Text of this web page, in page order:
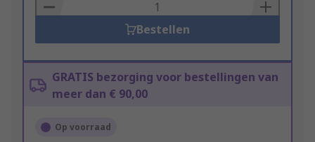
Basket
Bestellen
GRATIS bezorging voor bestellingen van
meer dan € 90,00
Op voorraad